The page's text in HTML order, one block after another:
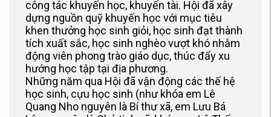
công tác khuyến học, khuyến tài. Hội đã xây
dựng nguồn quỹ khuyến học với mục tiêu
khen thưởng học sinh giỏi, học sinh đạt thành
tích xuất sắc, học sinh nghèo vượt khó nhằm
động viên phong trào giáo dục, thúc đẩy xu
hướng học tập tại địa phương.
Những năm qua Hội đã vận động các thế hệ
học sinh, cựu học sinh (như khóa em Lê
Quang Nho nguyên là Bí thư xã, em Lưu Bá